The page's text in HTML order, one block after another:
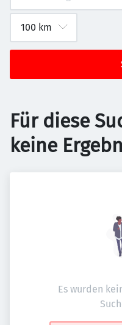
Für diese
keine
Es wurden